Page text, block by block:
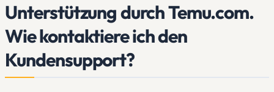
Unterstützung durch Temu.com.
Wie kontaktiere ich den
Kundensupport?